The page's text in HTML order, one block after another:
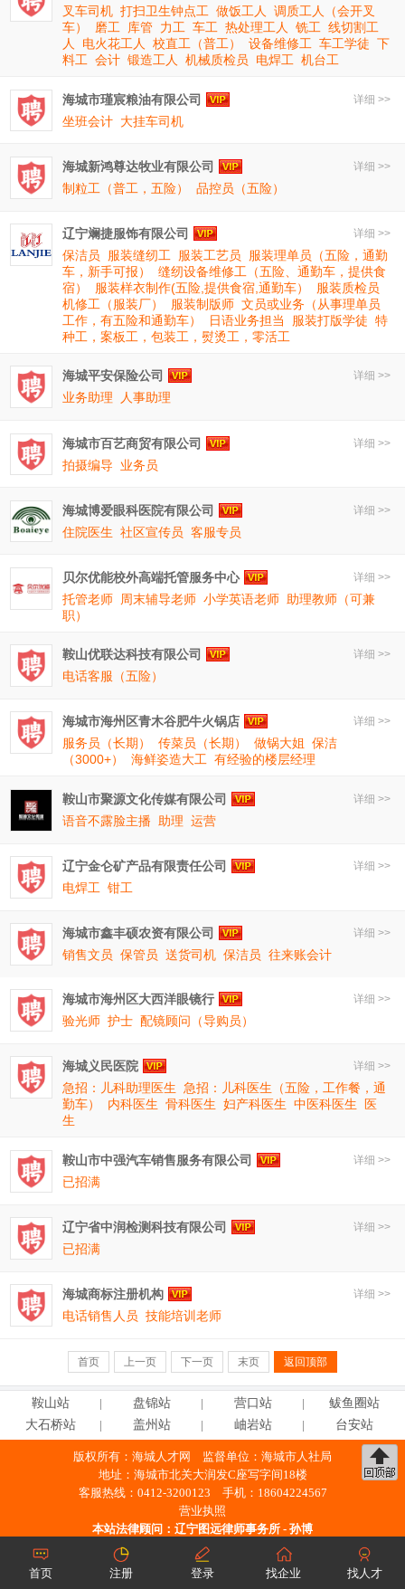
叉车司机 打扫卫生钟点工 做饭工人
调质工人（会开叉
车）
磨工 库管 力工 车工 热处理工人 铣工 线切割工
人
电火花工人 校直工（普工） 设备维修工 车工学徒 下
料工 会计 锻造工人 机械质检员 电焊工 机台工
详细 >>
海城市瑾宸粮油有限公司
坐班会计 大挂车司机
详细 >>
海城新鸿尊达牧业有限公司
制粒工（普工，五险）
品控员（五险）
详细 >>
辽宁斓捷服饰有限公司
保洁员
服装缝纫工 服装工艺员
服装理单员（五险，通勤
车，新手可报）
缝纫设备维修工（五险、通勤车，提供食
宿）
服装样衣制作(五险,提供食宿,通勤车）
服装质检员
机修工（服装厂）
服装制版师 文员或业务（从事理单员
工作，有五险和通勤车）
日语业务担当 服装打版学徒 特
种工，案板工，包装工，熨烫工，零活工
详细 >>
海城平安保险公司
业务助理
人事助理
详细 >>
海城市百艺商贸有限公司
拍摄编导
业务员
详细 >>
海城博爱眼科医院有限公司
住院医生 社区宣传员 客服专员
详细 >>
贝尔优能校外高端托管服务中心
托管老师
周末辅导老师 小学英语老师 助理教师（可兼
职）
详细 >>
鞍山优联达科技有限公司
电话客服（五险）
详细 >>
海城市海州区青木谷肥牛火锅店
服务员（长期）
传菜员（长期） 做锅大姐
保洁
（3000+）
海鲜姿造大工 有经验的楼层经理
详细 >>
鞍山市聚源文化传媒有限公司
语音不露脸主播 助理 运营
详细 >>
辽宁金仑矿产品有限责任公司
电焊工 钳工
详细 >>
海城市鑫丰硕农资有限公司
销售文员 保管员 送货司机 保洁员 往来账会计
详细 >>
海城市海州区大西洋眼镜行
验光师 护士 配镜顾问（导购员）
详细 >>
海城义民医院
急招：儿科助理医生 急招：儿科医生（五险，工作餐，通
勤车）
内科医生 骨科医生 妇产科医生 中医科医生
医
生
详细 >>
鞍山市中强汽车销售服务有限公司
已招满
详细 >>
辽宁省中润检测科技有限公司
已招满
详细 >>
海城商标注册机构
电话销售人员 技能培训老师
首页 上一页 下一页 末页 返回顶部
鞍山站 盘锦站 营口站
鲅鱼圈站
大石桥站
盖州站 岫岩站 台安站
版权所有： 海城人才网
监督单位：海城市人社局
地址：海城市北关大润发C座写字间18楼
客服热线：0412-3200123 手机：18604224567
营业执照
本站法律顾问： 辽宁图远律师事务所 - 孙博
工信部备案许可证编号：辽ICP备2021000379号-4
辽公网安备21038102000422号
首页 注册 登录 找企业 找人才